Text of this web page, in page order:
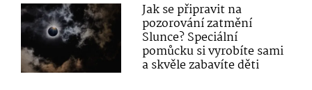
Jak se připravit na
pozorování zatmění
Slunce? Speciální
pomůcku si vyrobíte sami
a skvěle zabavíte děti